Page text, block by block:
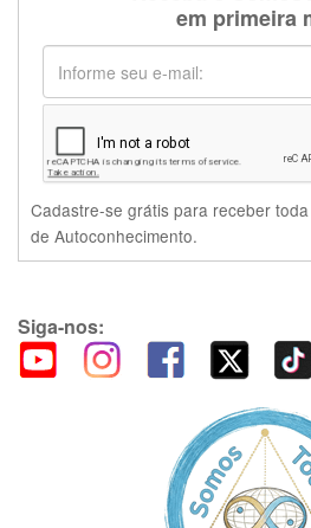
em primeira
Cadastre-se grátis para receber
de Autoconhecimento.
Siga-nos: